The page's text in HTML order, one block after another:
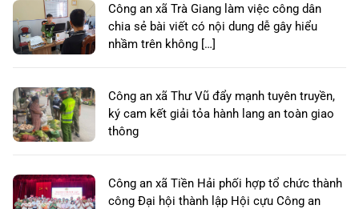
Công an xã Trà Giang làm việc công dân
chia sẻ bài viết có nội dung dễ gây hiểu
nhầm trên không […]
Công an xã Thư Vũ đẩy mạnh tuyên truyền,
ký cam kết giải tỏa hành lang an toàn giao
thông
Công an xã Tiền Hải phối hợp tổ chức thành
công Đại hội thành lập Hội cựu Công an